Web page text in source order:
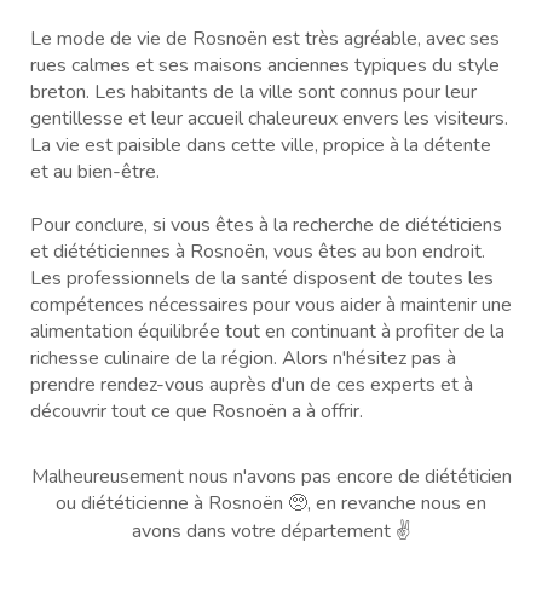
Le mode de vie de Rosnoën est très agréable, avec ses
rues calmes et ses maisons anciennes typiques du style
breton. Les habitants de la ville sont connus pour leur
gentillesse et leur accueil chaleureux envers les visiteurs.
La vie est paisible dans cette ville, propice à la détente
et au bien-être.
Pour conclure, si vous êtes à la recherche de diététiciens
et diététiciennes à Rosnoën, vous êtes au bon endroit.
Les professionnels de la santé disposent de toutes les
compétences nécessaires pour vous aider à maintenir une
alimentation équilibrée tout en continuant à profiter de la
richesse culinaire de la région. Alors n'hésitez pas à
prendre rendez-vous auprès d'un de ces experts et à
découvrir tout ce que Rosnoën a à offrir.
Malheureusement nous n'avons pas encore de diététicien
ou diététicienne à Rosnoën 🥺, en revanche nous en
avons dans votre département ✌️